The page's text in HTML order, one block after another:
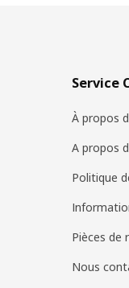
Service
À propos
A propos
Politique
Pièces de
Nous